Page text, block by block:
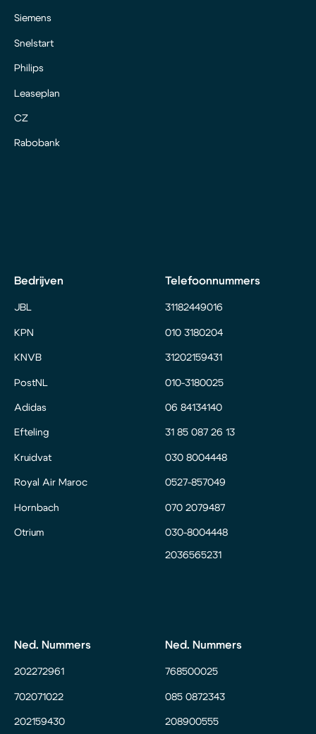
Siemens
Snelstart
Philips
Leaseplan
CZ
Rabobank
Bedrijven
JBL
KPN
KNVB
PostNL
Adidas
Efteling
Kruidvat
Royal Air Maroc
Hornbach
Otrium
Telefoonnummers
31182449016
010 3180204
31202159431
010-3180025
06 84134140
31 85 087 26 13
030 8004448
0527-857049
070 2079487
030-8004448
2036565231
Ned. Nummers
202272961
702071022
202159430
Ned. Nummers
768500025
085 0872343
208900555